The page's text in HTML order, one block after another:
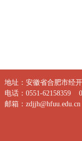
地址：安徽省合肥市经
电话：0551-62158359
邮箱：zdjjh@hfuu.edu.cn